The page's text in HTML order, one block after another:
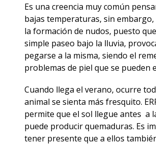
Es una creencia muy común
bajas temperaturas, sin
la formación de nudos, puesto
simple paseo bajo la lluvia,
pegarse a la misma, siendo el
problemas de piel que se pueden
Cuando llega el verano, ocurre
animal se sienta más fresquito.
permite que el sol llegue antes a
puede producir quemaduras. Es
tener presente que a ellos